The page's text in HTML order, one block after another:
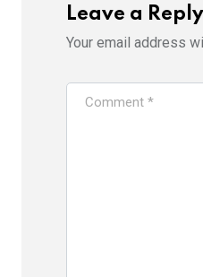
Leave a Reply
Your email address